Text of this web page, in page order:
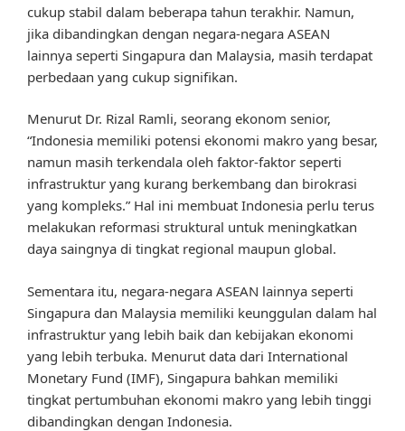
cukup stabil dalam beberapa tahun terakhir. Namun,
jika dibandingkan dengan negara-negara ASEAN
lainnya seperti Singapura dan Malaysia, masih terdapat
perbedaan yang cukup signifikan.
Menurut Dr. Rizal Ramli, seorang ekonom senior,
“Indonesia memiliki potensi ekonomi makro yang besar,
namun masih terkendala oleh faktor-faktor seperti
infrastruktur yang kurang berkembang dan birokrasi
yang kompleks.” Hal ini membuat Indonesia perlu terus
melakukan reformasi struktural untuk meningkatkan
daya saingnya di tingkat regional maupun global.
Sementara itu, negara-negara ASEAN lainnya seperti
Singapura dan Malaysia memiliki keunggulan dalam hal
infrastruktur yang lebih baik dan kebijakan ekonomi
yang lebih terbuka. Menurut data dari International
Monetary Fund (IMF), Singapura bahkan memiliki
tingkat pertumbuhan ekonomi makro yang lebih tinggi
dibandingkan dengan Indonesia.